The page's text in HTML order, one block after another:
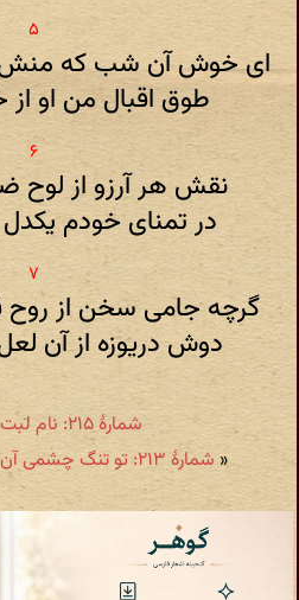
ای خوش آن شب که
طوق اقبال من او از
نقش هر آرزو از
در تمنای خودم
گرچه جامی سخن از
دوش دریوزه از‌ آن
شمارهٔ ۲۱۵: نام لبت چون به زبان می‌آید
« شمارهٔ ۲۱۳: تو تنگ چشمی آن شوخ بین چو ناز کند